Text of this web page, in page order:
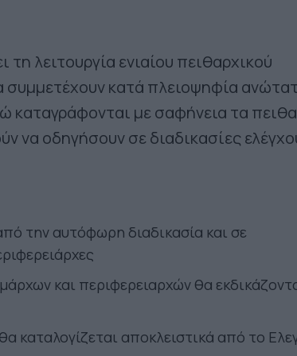
λειτουργία ενιαίου πειθαρχικού
κατά πλειοψηφία
καταγράφονται με σαφήνεια τα
να οδηγήσουν σε διαδικασίες
την αυτόφωρη διαδικασία και σε
και περιφερειαρχών θα
καταλογίζεται αποκλειστικά από το